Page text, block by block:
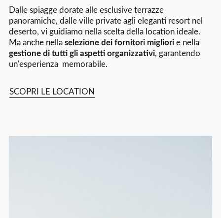
Dalle spiagge dorate alle esclusive terrazze
panoramiche, dalle ville private agli eleganti resort nel
deserto, vi guidiamo nella scelta della location ideale.
Ma anche nella selezione dei fornitori migliorie nella
gestione di tutti gli aspetti organizzativi, garantendo
un'esperienza memorabile.
SCOPRI LE LOCATION